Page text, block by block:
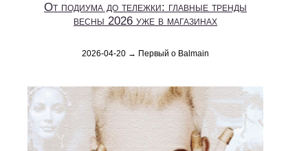
От подиума до тележки: главные тренды
весны 2026 уже в магазинах
2026-04-20 → Первый о Balmain